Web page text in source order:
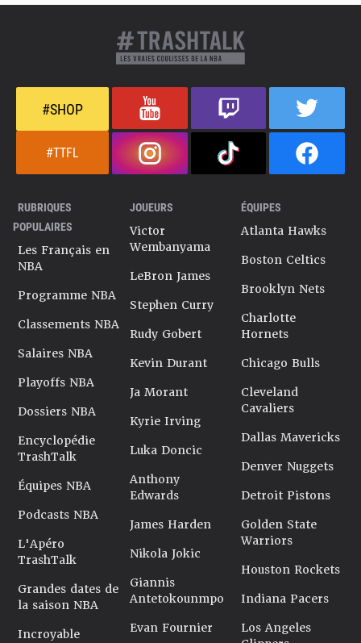
#SHOP
#TTFL
RUBRIQUES
POPULAIRES
Les Français en
NBA
Programme NBA
Classements NBA
Salaires NBA
Playoffs NBA
Dossiers NBA
Encyclopédie
TrashTalk
Équipes NBA
Podcasts NBA
L'Apéro
TrashTalk
Grandes dates de
la saison NBA
Incroyable
JOUEURS
Victor
Wembanyama
LeBron James
Stephen Curry
Rudy Gobert
Kevin Durant
Ja Morant
Kyrie Irving
Luka Doncic
Anthony
Edwards
James Harden
Nikola Jokic
Giannis
Antetokounmpo
Evan Fournier
ÉQUIPES
Atlanta Hawks
Boston Celtics
Brooklyn Nets
Charlotte
Hornets
Chicago Bulls
Cleveland
Cavaliers
Dallas Mavericks
Denver Nuggets
Detroit Pistons
Golden State
Warriors
Houston Rockets
Indiana Pacers
Los Angeles